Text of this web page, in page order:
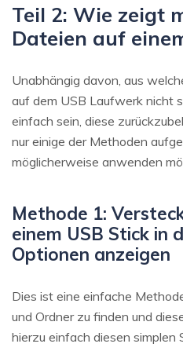
Teil 2: Wie zeigt
Dateien auf
Unabhängig davon, aus
auf dem USB Laufwerk nicht
einfach sein, diese
nur einige der Methoden
möglicherweise anwenden
Methode 1:
einem USB Stick in
Optionen anzeigen
Dies ist eine einfache
und Ordner zu finden und
hierzu einfach diesen simplen